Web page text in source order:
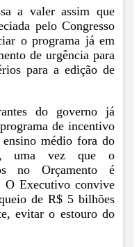
a valer assim que
pelo Congresso
o programa já em
de urgência para
para a edição de
do governo já
de incentivo
médio fora do
uma vez que o
no Orçamento é
O Executivo convive
de R$ 5 bilhões
evitar o estouro do